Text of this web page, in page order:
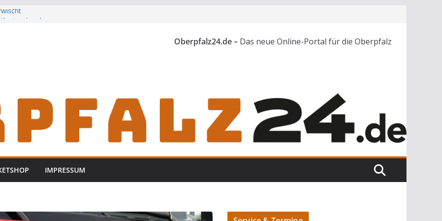
Oberpfalz24.de – Das neue Online-Portal für die Oberpfalz
IMPRESSUM